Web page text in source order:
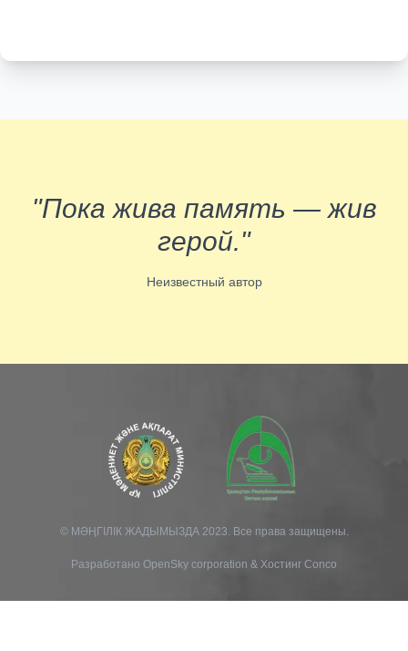
"Пока жива память — жив
герой."
Неизвестный автор
© МӘҢГІЛІК ЖАДЫМЫЗДА 2023. Все права защищены.
Разработано OpenSky corporation & Хостинг Conco